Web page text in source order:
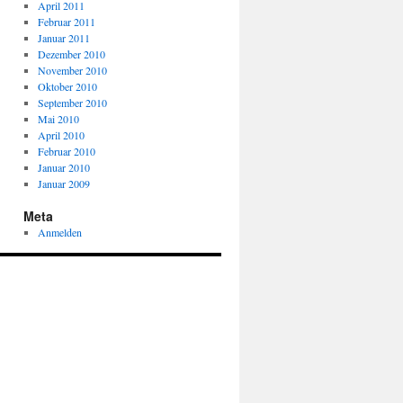
April 2011
Februar 2011
Januar 2011
Dezember 2010
November 2010
Oktober 2010
September 2010
Mai 2010
April 2010
Februar 2010
Januar 2010
Januar 2009
Meta
Anmelden